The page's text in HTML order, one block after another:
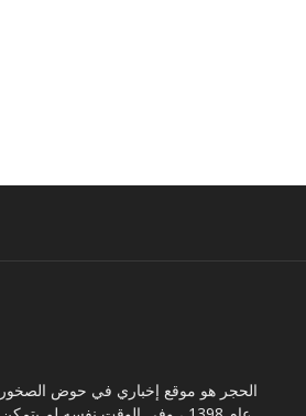
الحجر هو موقع إخباري في حوض الصخور